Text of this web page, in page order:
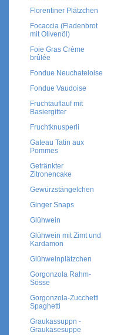
Florentiner Plätzchen
Focaccia (Fladenbrot
mit Olivenöl)
Foie Gras Crème
brûlée
Fondue Neuchateloise
Fondue Vaudoise
Fruchtauflauf mit
Basiergitter
Fruchtknusperli
Gateau Tatin aux
Pommes
Getränkter
Zitronencake
Gewürzstängelchen
Ginger Snaps
Glühwein
Glühwein mit Zimt und
Kardamon
Glühweinplätzchen
Gorgonzola Rahm-
Sösse
Gorgonzola-Zucchetti
Spaghetti
Graukassuppn -
Graukäsesuppe